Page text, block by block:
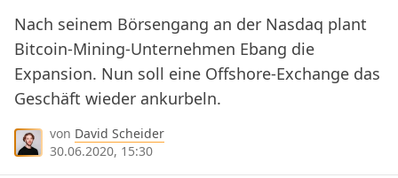
Nach seinem Börsengang an der Nasdaq plant
Bitcoin-Mining-Unternehmen Ebang die
Expansion. Nun soll eine Offshore-Exchange das
Geschäft wieder ankurbeln.
von David Scheider
30.06.2020, 15:30